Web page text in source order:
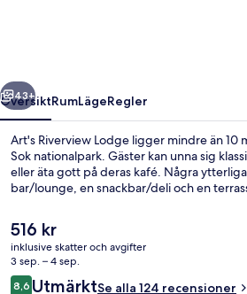
Exteriör
Nästa
43+
ÖversiktRumLägeRegler
Art's Riverview Lodge ligger mindre än 10
Sok nationalpark. Gäster kan unna sig
eller äta gott på deras kafé. Några
bar/lounge, en snackbar/deli och en
Det
nuvarande
priset
är
516 kr
516 kr
inklusive skatter och avgifter
3 sep. – 4 sep.
Recensioner
8,68,6 av 10,
UtmärktSe alla 124 recensioner